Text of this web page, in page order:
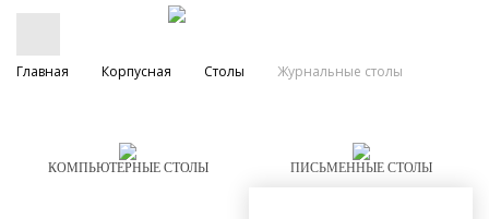
Главная Корпусная Столы Журнальные столы
КОМПЬЮТЕРНЫЕ СТОЛЫ ПИСЬМЕННЫЕ СТОЛЫ